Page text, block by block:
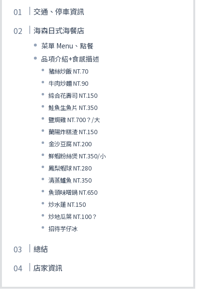
交通、停車資訊
海森日式海餐店
菜單 Menu、點餐
品項介紹+食感描述
豬絲炒飯 NT.70
牛肉炒麵 NT.90
綜合花壽司 NT.150
鮭魚生魚片 NT.350
鹽焗雞 NT.700？/大
蘭陽炸糕渣 NT.150
金沙豆腐 NT.200
鮮蝦粉絲煲 NT.350/小
鳳梨蝦球 NT.280
清蒸鱸魚 NT.350
魚頭味噌鍋 NT.650
炒水蓮 NT.150
炒地瓜葉 NT.100？
招待芋仔冰
總結
店家資訊